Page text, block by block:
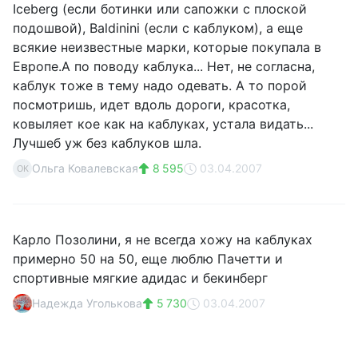
Iceberg (если ботинки или сапожки с плоской
подошвой), Baldinini (если с каблуком), а еще
всякие неизвестные марки, которые покупала в
Европе.А по поводу каблука... Нет, не согласна,
каблук тоже в тему надо одевать. А то порой
посмотришь, идет вдоль дороги, красотка,
ковыляет кое как на каблуках, устала видать...
Лучшеб уж без каблуков шла.
ОК Ольга Ковалевская 8 595 03.04.2007
Карло Позолини, я не всегда хожу на каблуках
примерно 50 на 50, еще люблю Пачетти и
спортивные мягкие адидас и бекинберг
Надежда Уголькова 5 730 03.04.2007